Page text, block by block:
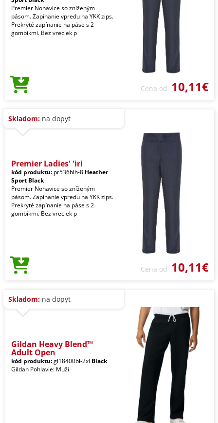
Premier Nohavice so zníženým
pásom. Zapínanie vpredu na YKK zips.
Prekryté zapínanie na páse s 2
gombíkmi. Bez vreciek p
Cena od 10,11€
Skladom: na dopyt
Premier Ladies' 'iri
kód produktu: pr536blh-8 Heather
Sport Black
Premier Nohavice so zníženým
pásom. Zapínanie vpredu na YKK zips.
Prekryté zapínanie na páse s 2
gombíkmi. Bez vreciek p
Cena od 10,11€
Skladom: na dopyt
Gildan Heavy Blend™
Adult Open
kód produktu:gi18400bl-2xl Black
Gildan Pohlavie: Muži